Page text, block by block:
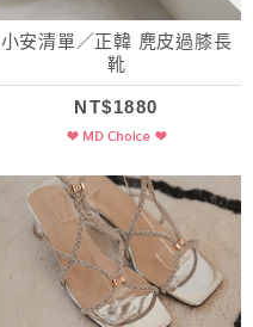
小安清單／正韓 麂皮過膝長
靴
NT$1880